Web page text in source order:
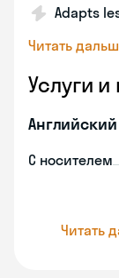
Adapts
Читать
Услуги
С носителем
Читать